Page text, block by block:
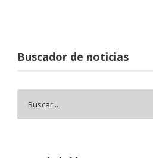
Buscador de noticias